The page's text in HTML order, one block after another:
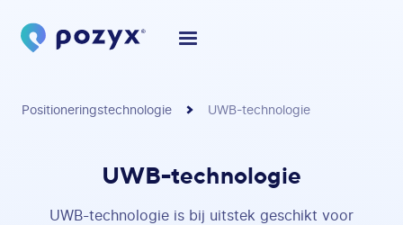
Positioneringstechnologie UWB-technologie
UWB-technologie
UWB-technologie is bij uitstek geschikt voor